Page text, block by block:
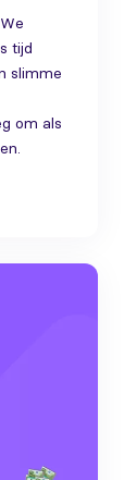
tijd
slimme
om als